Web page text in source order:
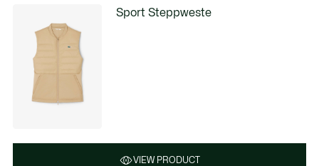
Sport Steppweste
VIEW PRODUCT